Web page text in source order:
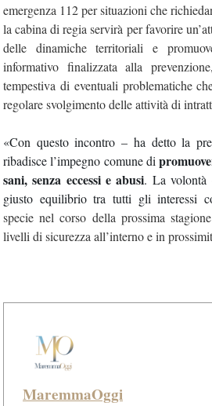
emergenza 112 per situazioni che
la cabina di regia servirà per favorire
delle dinamiche territoriali e
informativo finalizzata alla
tempestiva di eventuali problematiche
regolare svolgimento delle attività di
«Con questo incontro– ha detto la
ribadisce l’impegno comune di
sani, senza eccessi e abusi. La volontà
giusto equilibrio tra tutti gli interessi
specie nel corso della prossima
livelli di sicurezza all’interno e in
MaremmaOggi